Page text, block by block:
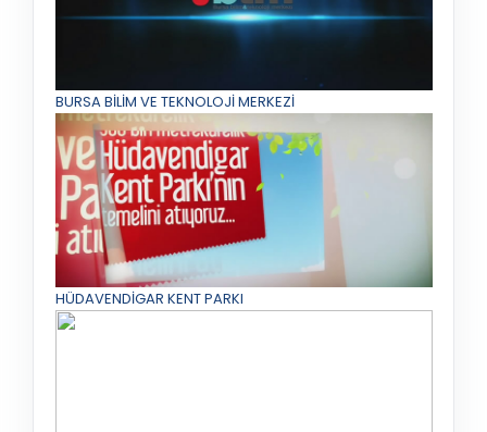
BURSA BİLİM VE TEKNOLOJİ MERKEZİ
HÜDAVENDİGAR KENT PARKI